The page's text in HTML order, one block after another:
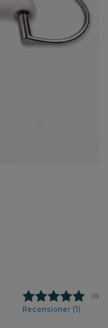
(6)
Recensioner (1)